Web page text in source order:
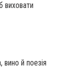
виховати
й поезія